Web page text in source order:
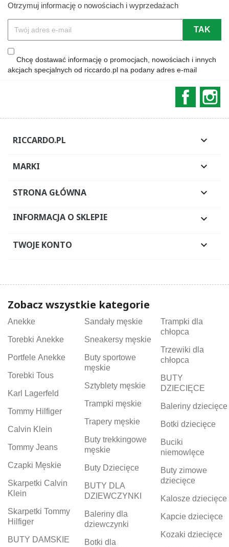
Otrzymuj informację o nowościach i wyprzedażach
Chcę dostawać informację o promocjach, nowościach i innych
akcjach specjalnych od riccardo.pl na podany adres e-mail
RICCARDO.PL 
MARKI 
STRONA GŁÓWNA 
INFORMACJA O SKLEPIE 
TWOJE KONTO 
Zobacz wszystkie kategorie
Anekke
Torebki Anekke
Portfele Anekke
Torebki Tous
Karl Lagerfeld
Tommy Hilfiger
Calvin Klein
Tommy Jeans
Czapki Męskie
Skarpetki Calvin
Klein
Skarpetki Tommy
Hilfiger
BUTY DAMSKIE
Sandały męskie
Sneakersy męskie
Buty sportowe
męskie
Sztyblety męskie
Trampki męskie
Trapery męskie
Buty trekkingowe
męskie
Buty Dziecięce
BUTY DLA
DZIEWCZYNKI
Baleriny dla
dziewczynki
Botki dla
Trampki dla
chłopca
Trzewiki dla
chłopca
BUTY
DZIECIĘCE
Baleriny dziecięce
Botki dziecięce
Buciki
niemowlęce
Buty zimowe
dziecięce
Kalosze dziecięce
Kapcie dziecięce
Kozaki dziecięce